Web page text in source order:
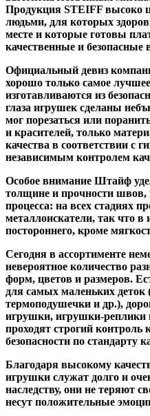
Продукция STEIFF высоко
людьми, для которых
месте и которые готовы
качественные и безопасные
Официальный девиз
хорошо только самое
изготавливаются из
глаза игрушек сделаны
мог порезаться или
и красителей, только
качества в соответствии с
независимым контролем
Особое внимание Штайф
толщине и прочности швов,
процесса: на всех стадиях
металлоискатели, так что в
постороннего, кроме
Сегодня в ассортименте
невероятное количество
форм, цветов и размеров.
для самых маленьких
термоподушечки и др.),
игрушки, игрушки-реплики
проходят строгий контроль
безопасности по стандарту
Благодаря высокому
игрушки служат долго и
наследству, они не теряют
несут положительные